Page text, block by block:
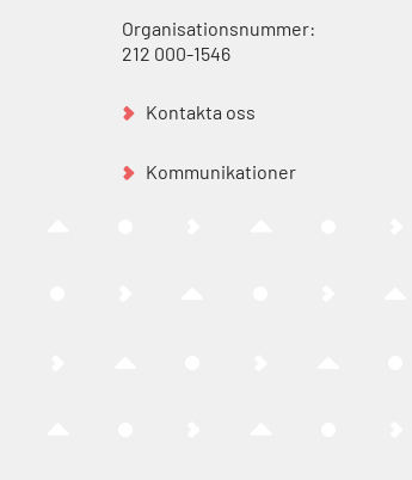
Organisationsnummer:
212 000-1546
Kontakta oss
Kommunikationer